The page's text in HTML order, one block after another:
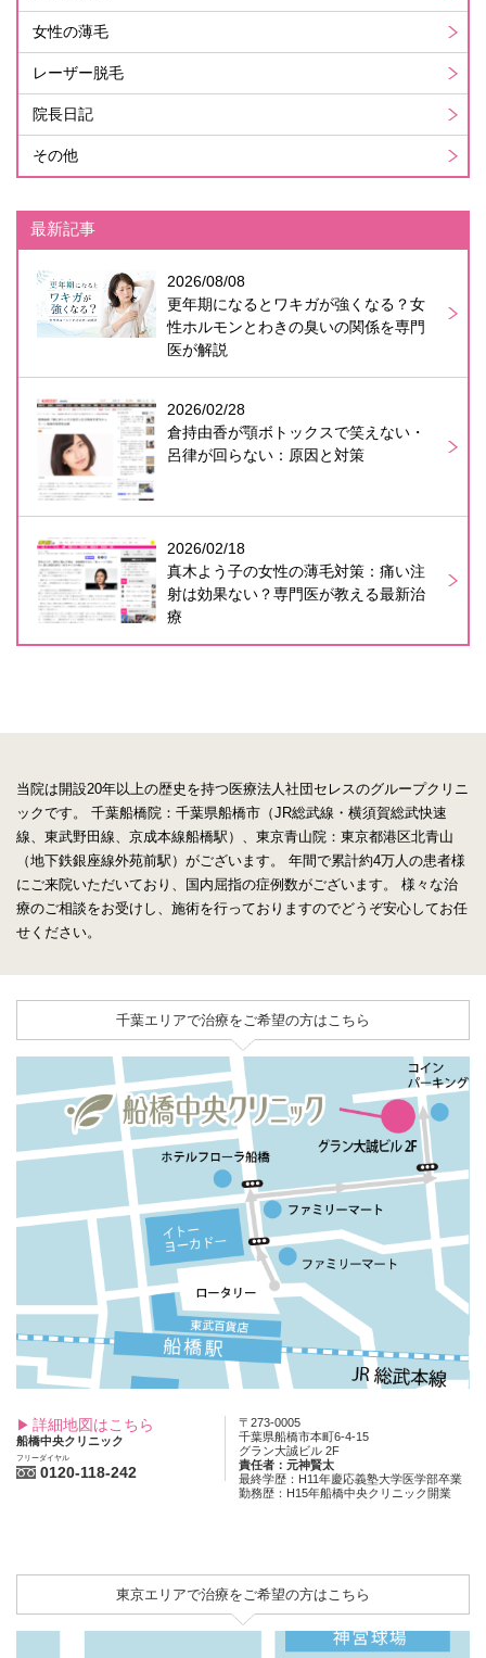
女性の薄毛
レーザー脱毛
院長日記
その他
最新記事
2026/08/08
更年期になるとワキガが強くなる？女
性ホルモンとわきの臭いの関係を専門
医が解説
2026/02/28
倉持由香が顎ボトックスで笑えない・
呂律が回らない：原因と対策
2026/02/18
真木よう子の女性の薄毛対策：痛い注
射は効果ない？専門医が教える最新治
療
当院は開設20年以上の歴史を持つ医療法人社団セレスのグループクリニ
ックです。
千葉船橋院：千葉県船橋市（JR総武線・横須賀総武快速
線、東武野田線、京成本線船橋駅）、東京青山院：東京都港区北青山
（地下鉄銀座線外苑前駅）がございます。
年間で累計約4万人の患者様
にご来院いただいており、国内屈指の症例数がございます。
様々な治
療のご相談をお受けし、施術を行っておりますのでどうぞ安心してお任
せください。
千葉エリアで治療をご希望の方はこちら
詳細地図はこちら
船橋中央クリニック
フリーダイヤル
0120-118-242
〒273-0005
千葉県船橋市本町6-4-15
グラン大誠ビル 2F
責任者：元神賢太
最終学歴：H11年慶応義塾大学医学部卒業
勤務歴：H15年船橋中央クリニック開業
東京エリアで治療をご希望の方はこちら